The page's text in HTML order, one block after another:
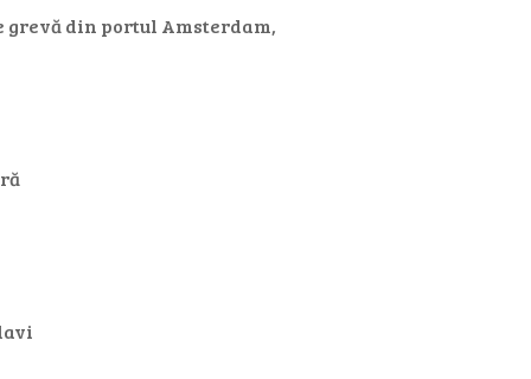
din portul Amsterdam,